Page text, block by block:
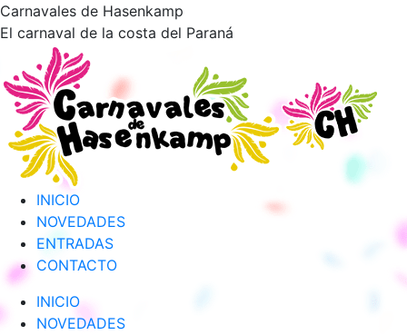
Saltar
al
contenido
Carnavales de Hasenkamp
El carnaval de la costa del Paraná
INICIO
NOVEDADES
ENTRADAS
CONTACTO
INICIO
NOVEDADES